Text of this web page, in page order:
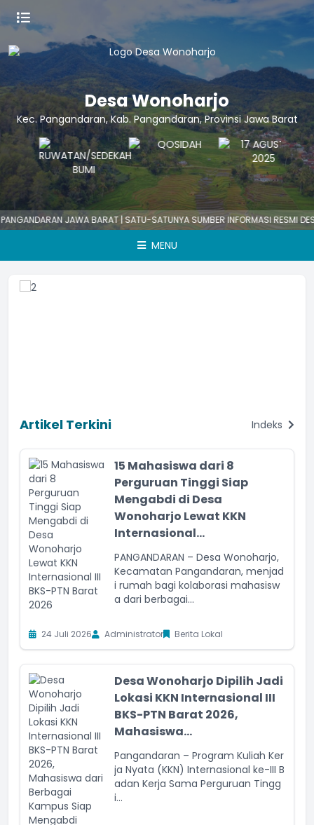
Desa Wonoharjo
Kec. Pangandaran, Kab. Pangandaran, Provinsi Jawa Barat
JAWA BARAT | SATU-SATUNYA SUMBER INFORMASI RESMI DESA |
MENU
Artikel Terkini Indeks
15 Mahasiswa dari 8
Perguruan Tinggi Siap
Mengabdi di Desa
Wonoharjo Lewat KKN
Internasional...
PANGANDARAN – Desa Wonoharjo,
Kecamatan Pangandaran, menjad
i rumah bagi kolaborasi mahasisw
a dari berbagai...
24 Juli 2026 Administrator Berita Lokal
Desa Wonoharjo Dipilih Jadi
Lokasi KKN Internasional III
BKS-PTN Barat 2026,
Mahasiswa...
Pangandaran – Program Kuliah Ker
ja Nyata (KKN) Internasional ke-III B
adan Kerja Sama Perguruan Tingg
i...